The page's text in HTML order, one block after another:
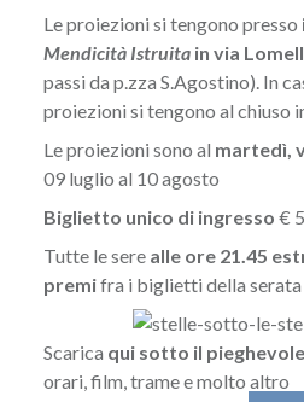
Le proiezioni si tengono presso
Mendicità Istruita in via
passi da p.zza S.Agostino). In
proiezioni si tengono al chiuso
Le proiezioni sono al martedì,
09 luglio al 10 agosto
Biglietto unico di ingresso €
Tutte le sere alle ore 21.45
premifra i biglietti della serata
Scarica qui sotto il pieghevole
orari, film, trame e molto altro